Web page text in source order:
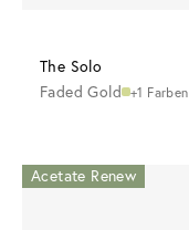
The Solo
Faded Gold +1 Farben
Acetate Renew